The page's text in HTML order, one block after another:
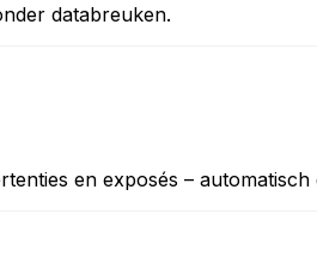
databreuken.
en exposés –